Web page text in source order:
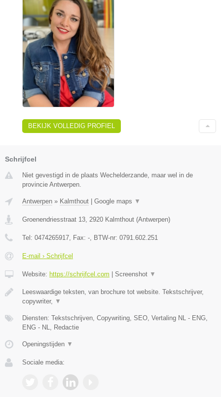
BEKIJK VOLLEDIG PROFIEL
Schrijfcel
Niet gevestigd in de plaats Wechelderzande, maar wel in de
provincie Antwerpen.
Antwerpen » Kalmthout Google maps ▼
Groenendriesstraat 13, 2920 Kalmthout (Antwerpen)
Tel: 0474265917, Fax: -, BTW-nr: 0791.602.251
E-mail › Schrijfcel
Website: https://schrijfcel.com Screenshot ▼
Leeswaardige teksten, van brochure tot website. Tekstschrijver,
copywriter, ▼
Diensten: Tekstschrijven, Copywriting, SEO, Vertaling NL - ENG,
ENG - NL, Redactie
Openingstijden ▼
Sociale media: